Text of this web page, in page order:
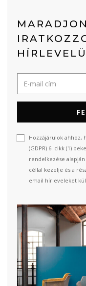
Hozzájárulok ahhoz,
(GDPR) 6. cikk (1)
rendelkezése
céllal kezelje és a
email hírleveleket